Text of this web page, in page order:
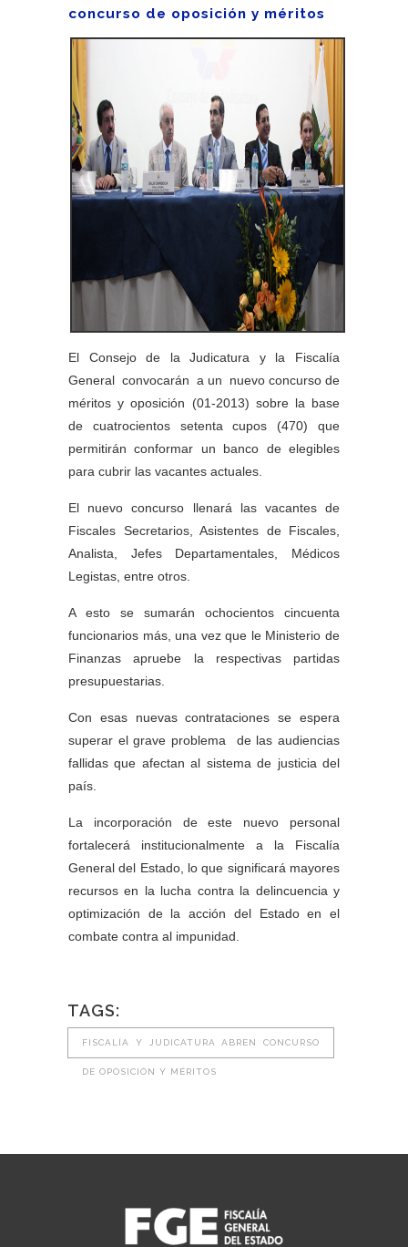
concurso de oposición y méritos
El Consejo de la Judicatura y la Fiscalía
General convocarán a un nuevo concurso de
méritos y oposición (01-2013) sobre la base
de cuatrocientos setenta cupos (470) que
permitirán conformar un banco de elegibles
para cubrir las vacantes actuales.
El nuevo concurso llenará las vacantes de
Fiscales Secretarios, Asistentes de Fiscales,
Analista, Jefes Departamentales, Médicos
Legistas, entre otros.
A esto se sumarán ochocientos cincuenta
funcionarios más, una vez que le Ministerio de
Finanzas apruebe la respectivas partidas
presupuestarias.
Con esas nuevas contrataciones se espera
superar el grave problema de las audiencias
fallidas que afectan al sistema de justicia del
país.
La incorporación de este nuevo personal
fortalecerá institucionalmente a la Fiscalía
General del Estado, lo que significará mayores
recursos en la lucha contra la delincuencia y
optimización de la acción del Estado en el
combate contra al impunidad.
TAGS:
FISCALÍA Y JUDICATURA ABREN CONCURSO
DE OPOSICIÓN Y MÉRITOS